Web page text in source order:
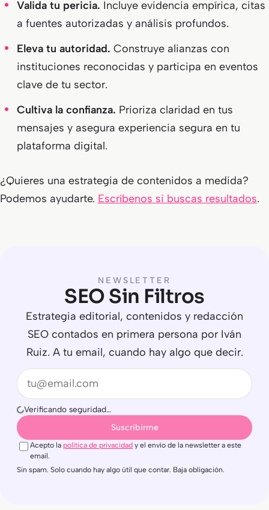
Valida tu pericia. Incluye evidencia empírica, citas
a fuentes autorizadas y análisis profundos.
Eleva tu autoridad. Construye alianzas con
instituciones reconocidas y participa en eventos
clave de tu sector.
Cultiva la confianza. Prioriza claridad en tus
mensajes y asegura experiencia segura en tu
plataforma digital.
¿Quieres una estrategia de contenidos a medida?
Podemos ayudarte. Escríbenos si buscas resultados.
NEWSLETTER
SEO Sin Filtros
Estrategia editorial, contenidos y redacción
SEO contados en primera persona por Iván
Ruiz. A tu email, cuando hay algo que decir.
Email
Verificando seguridad…
Suscribirme
Acepto la política de privacidad y el envío de la newsletter a este
email.
Sin spam. Solo cuando hay algo útil que contar. Baja obligación.